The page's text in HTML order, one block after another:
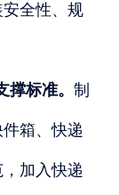
全性、规
撑标准。 制
箱、快递
加入快递